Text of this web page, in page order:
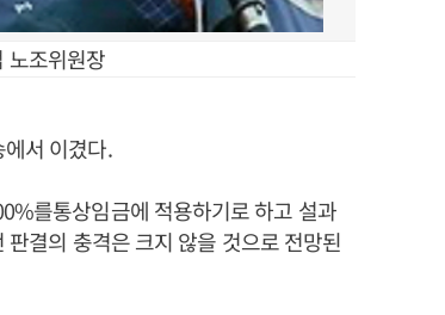
노조위원장
서 이겼다.
를통상임금에 적용하기로 하고 설과
결의 충격은 크지 않을 것으로 전망된